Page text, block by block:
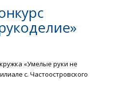
«Умелые руки не
с. Частоостровского